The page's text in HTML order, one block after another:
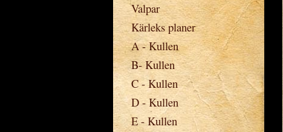
Valpar
Kärleks planer
A - Kullen
B- Kullen
C - Kullen
D - Kullen
E - Kullen